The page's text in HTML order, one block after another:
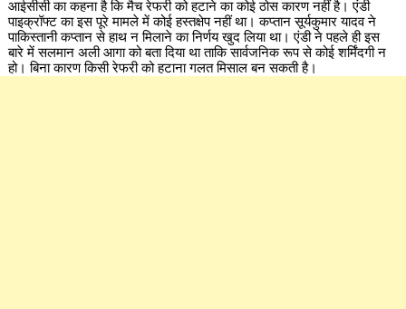
आईसीसी का कहना है कि मैच रेफरी को हटाने का कोई ठोस कारण नहीं है। एंडी
पाइक्रॉफ्ट का इस पूरे मामले में कोई हस्तक्षेप नहीं था। कप्तान सूर्यकुमार यादव ने
पाकिस्तानी कप्तान से हाथ न मिलाने का निर्णय खुद लिया था। एंडी ने पहले ही इस
बारे में सलमान अली आगा को बता दिया था ताकि सार्वजनिक रूप से कोई शर्मिंदगी न
हो। बिना कारण किसी रेफरी को हटाना गलत मिसाल बन सकती है।